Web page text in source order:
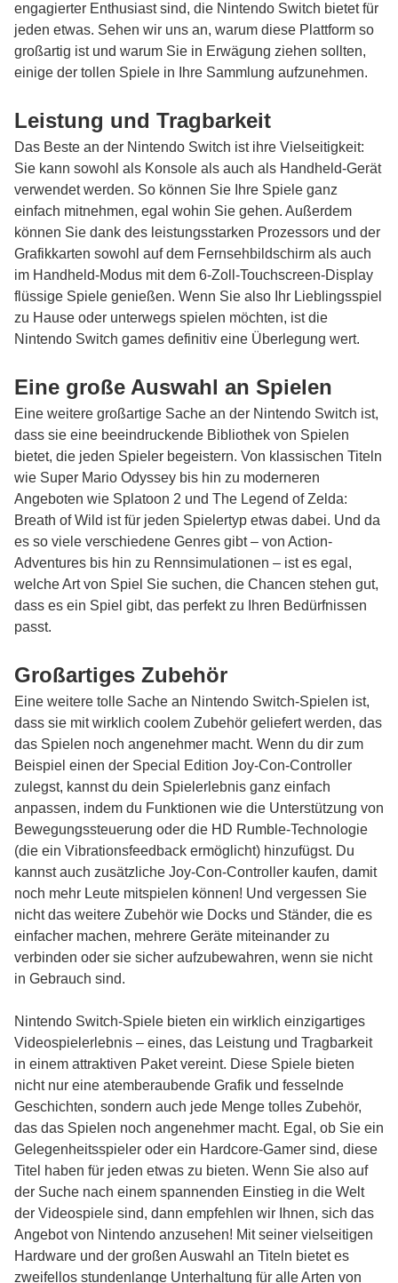
engagierter Enthusiast sind, die Nintendo Switch bietet für
jeden etwas. Sehen wir uns an, warum diese Plattform so
großartig ist und warum Sie in Erwägung ziehen sollten,
einige der tollen Spiele in Ihre Sammlung aufzunehmen.
Leistung und Tragbarkeit
Das Beste an der Nintendo Switch ist ihre Vielseitigkeit:
Sie kann sowohl als Konsole als auch als Handheld-Gerät
verwendet werden. So können Sie Ihre Spiele ganz
einfach mitnehmen, egal wohin Sie gehen. Außerdem
können Sie dank des leistungsstarken Prozessors und der
Grafikkarten sowohl auf dem Fernsehbildschirm als auch
im Handheld-Modus mit dem 6-Zoll-Touchscreen-Display
flüssige Spiele genießen. Wenn Sie also Ihr Lieblingsspiel
zu Hause oder unterwegs spielen möchten, ist die
Nintendo Switch games definitiv eine Überlegung wert.
Eine große Auswahl an Spielen
Eine weitere großartige Sache an der Nintendo Switch ist,
dass sie eine beeindruckende Bibliothek von Spielen
bietet, die jeden Spieler begeistern. Von klassischen Titeln
wie Super Mario Odyssey bis hin zu moderneren
Angeboten wie Splatoon 2 und The Legend of Zelda:
Breath of Wild ist für jeden Spielertyp etwas dabei. Und da
es so viele verschiedene Genres gibt – von Action-
Adventures bis hin zu Rennsimulationen – ist es egal,
welche Art von Spiel Sie suchen, die Chancen stehen gut,
dass es ein Spiel gibt, das perfekt zu Ihren Bedürfnissen
passt.
Großartiges Zubehör
Eine weitere tolle Sache an Nintendo Switch-Spielen ist,
dass sie mit wirklich coolem Zubehör geliefert werden, das
das Spielen noch angenehmer macht. Wenn du dir zum
Beispiel einen der Special Edition Joy-Con-Controller
zulegst, kannst du dein Spielerlebnis ganz einfach
anpassen, indem du Funktionen wie die Unterstützung von
Bewegungssteuerung oder die HD Rumble-Technologie
(die ein Vibrationsfeedback ermöglicht) hinzufügst. Du
kannst auch zusätzliche Joy-Con-Controller kaufen, damit
noch mehr Leute mitspielen können! Und vergessen Sie
nicht das weitere Zubehör wie Docks und Ständer, die es
einfacher machen, mehrere Geräte miteinander zu
verbinden oder sie sicher aufzubewahren, wenn sie nicht
in Gebrauch sind.
Nintendo Switch-Spiele bieten ein wirklich einzigartiges
Videospielerlebnis – eines, das Leistung und Tragbarkeit
in einem attraktiven Paket vereint. Diese Spiele bieten
nicht nur eine atemberaubende Grafik und fesselnde
Geschichten, sondern auch jede Menge tolles Zubehör,
das das Spielen noch angenehmer macht. Egal, ob Sie ein
Gelegenheitsspieler oder ein Hardcore-Gamer sind, diese
Titel haben für jeden etwas zu bieten. Wenn Sie also auf
der Suche nach einem spannenden Einstieg in die Welt
der Videospiele sind, dann empfehlen wir Ihnen, sich das
Angebot von Nintendo anzusehen! Mit seiner vielseitigen
Hardware und der großen Auswahl an Titeln bietet es
zweifellos stundenlange Unterhaltung für alle Arten von